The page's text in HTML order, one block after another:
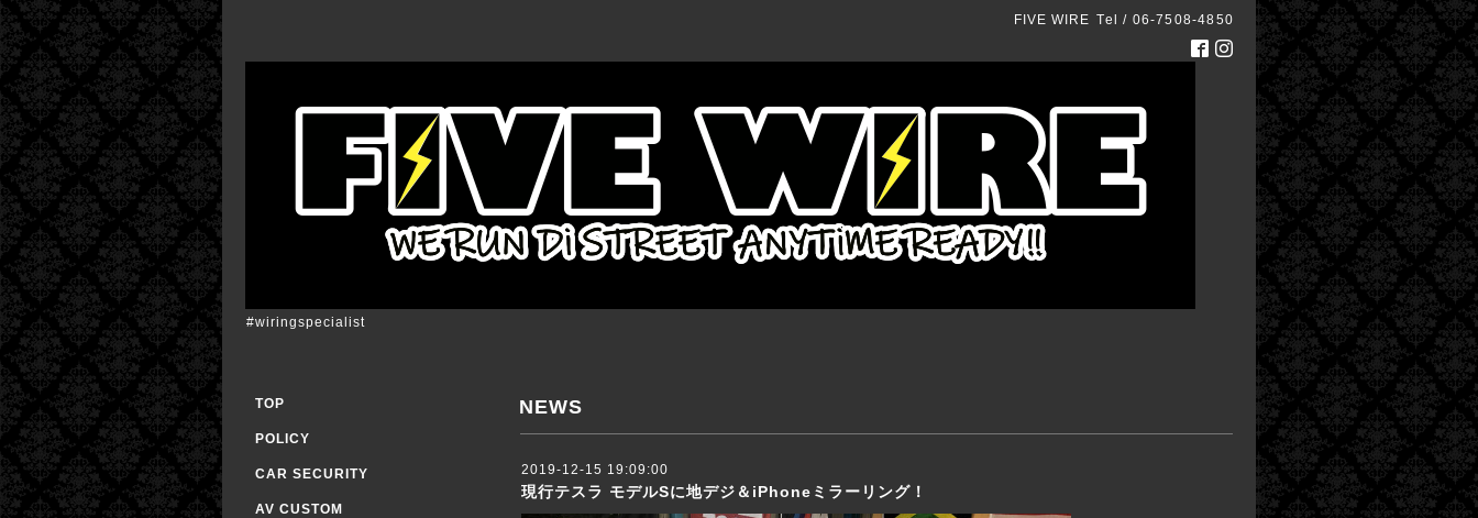
FIVE WIRE Tel / 06-7508-4850
#wiringspecialist
NEWS
2019-12-15 19:09:00
現行テスラ モデルSに地デジ＆iPhoneミラーリング！
TOP
POLICY
CAR SECURITY
AV CUSTOM